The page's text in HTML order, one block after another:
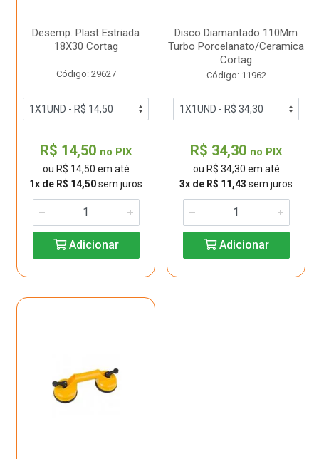
Desemp. Plast Estriada
18X30 Cortag
Código: 29627
R$ 14,50 no PIX
ou R$ 14,50 em até
1x de R$ 14,50sem juros
Adicionar
Disco Diamantado 110Mm
Turbo Porcelanato/Ceramica
Cortag
Código: 11962
R$ 34,30 no PIX
ou R$ 34,30 em até
3x de R$ 11,43 sem juros
Adicionar